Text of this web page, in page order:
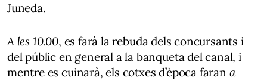
Juneda.
A les 10.00, es farà la rebuda dels concursants i
del públic en general a la banqueta del canal, i
mentre es cuinarà, els cotxes d’època faran a